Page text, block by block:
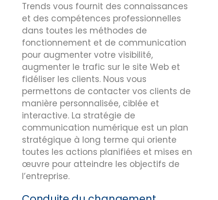
Trends vous fournit des connaissances
et des compétences professionnelles
dans toutes les méthodes de
fonctionnement et de communication
pour augmenter votre visibilité,
augmenter le trafic sur le site Web et
fidéliser les clients. Nous vous
permettons de contacter vos clients de
manière personnalisée, ciblée et
interactive. La stratégie de
communication numérique est un plan
stratégique à long terme qui oriente
toutes les actions planifiées et mises en
œuvre pour atteindre les objectifs de
l’entreprise.